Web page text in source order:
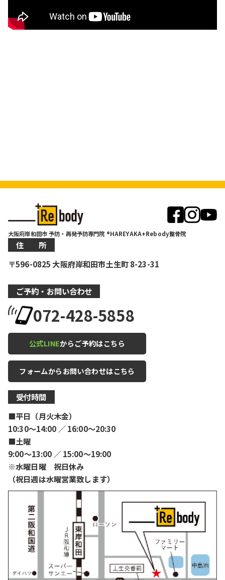
大阪府岸和田市 予防・再発予防専門院 ®HAREYAKA+Rebody整骨院
住 所
〒596-0825 大阪府岸和田市土生町 8-23-31
ご予約・お問い合わせ
072-428-5858
公式LINEからご予約はこちら
フォームからお問い合わせはこちら
受付時間
■平日（月火木金）
10:30〜14:00 ／ 16:00〜20:30
■土曜
9:00〜13:00 ／ 15:00〜19:00
※水曜日曜 祝日休み
（祝日週は水曜営業致します）